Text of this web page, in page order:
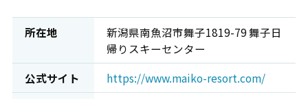
所在地
新潟県南魚沼市舞子1819-79 舞子日
帰りスキーセンター
公式サイト
https://www.maiko-resort.com/